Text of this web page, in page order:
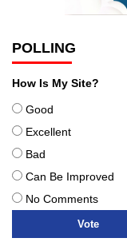
POLLING
How Is My Site?
Good
Excellent
Bad
Can Be Improved
No Comments